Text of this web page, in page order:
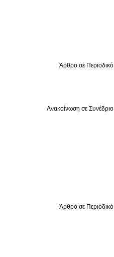
Άρθρο σε Περιοδικό
Ανακοίνωση σε Συνέδριο
Άρθρο σε Περιοδικό